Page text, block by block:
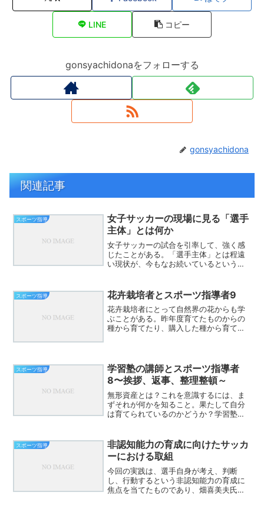
LINE コピー
gonsyachidonaをフォローする
gonsyachidona
関連記事
スポーツ指導
女子サッカーの現場に見る「選手
主体」とは何か
女子サッカーの試合を引率して、強く感
じたことがある。「選手主体」とは程遠
い現状が、今もなお続いているというこ
に集まっている。ポジションを決めるの
も、作戦を考えるのも、試...
スポーツ指導 花卉栽培者とスポーツ指導者9
花卉栽培者にとって自然界の花からも学
ぶことがある。昨年度育てたものからの
種から育てたり、購入した種から育てた
あ。グラウンドの中で目立...
スポーツ指導
学習塾の講師とスポーツ指導者
8〜挨拶、返事、整理整頓～
無形資産とは？これを意識するには、ま
ずそれが何かを知ること。果たして自分
は育てられているのかどうか？学習塾に
ても、その力を育成する視点がこの日本
では大切なのではないか？...
スポーツ指導
非認知能力の育成に向けたサッカ
ーにおける取組
今回の実践は、選手自身が考え、判断
し、行動するという非認知能力の育成に
焦点を当てたものであり、畑喜美夫氏の